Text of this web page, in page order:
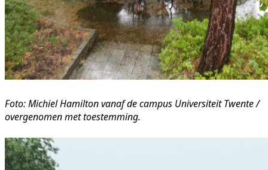
Foto: Michiel Hamilton vanaf de campus Universiteit Twente /
overgenomen met toestemming.